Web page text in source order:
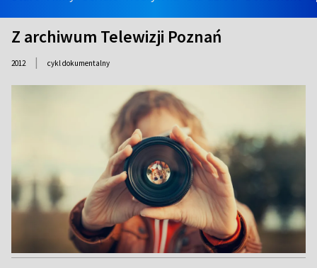
Z archiwum Telewizji Poznań
2012 | cykl dokumentalny